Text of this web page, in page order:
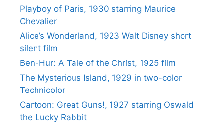
Playboy of Paris, 1930 starring Maurice
Chevalier
Alice’s Wonderland, 1923 Walt Disney short
silent film
Ben-Hur: A Tale of the Christ, 1925 film
The Mysterious Island, 1929 in two-color
Technicolor
Cartoon: Great Guns!, 1927 starring Oswald
the Lucky Rabbit